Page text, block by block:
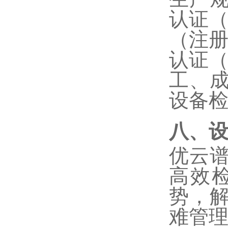
认证
（注
认证
工、
设备
八、
优云
高效
势，
难管